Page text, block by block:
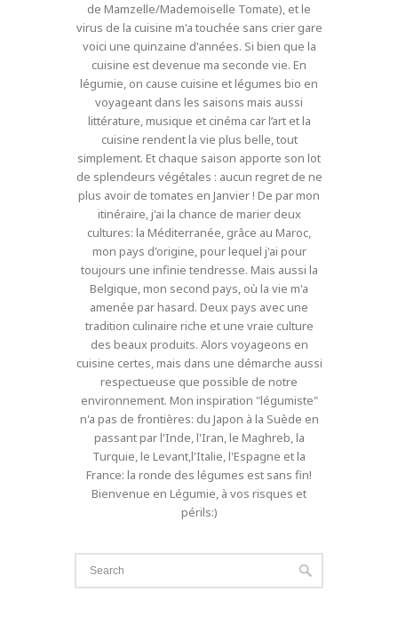
de Mamzelle/Mademoiselle Tomate), et le
virus de la cuisine m'a touchée sans crier gare
voici une quinzaine d'années. Si bien que la
cuisine est devenue ma seconde vie. En
légumie, on cause cuisine et légumes bio en
voyageant dans les saisons mais aussi
littérature, musique et cinéma car l’art et la
cuisine rendent la vie plus belle, tout
simplement. Et chaque saison apporte son lot
de splendeurs végétales : aucun regret de ne
plus avoir de tomates en Janvier ! De par mon
itinéraire, j'ai la chance de marier deux
cultures: la Méditerranée, grâce au Maroc,
mon pays d'origine, pour lequel j'ai pour
toujours une infinie tendresse. Mais aussi la
Belgique, mon second pays, où la vie m'a
amenée par hasard. Deux pays avec une
tradition culinaire riche et une vraie culture
des beaux produits. Alors voyageons en
cuisine certes, mais dans une démarche aussi
respectueuse que possible de notre
environnement. Mon inspiration "légumiste"
n'a pas de frontières: du Japon à la Suède en
passant par l'Inde, l'Iran, le Maghreb, la
Turquie, le Levant,l'Italie, l'Espagne et la
France: la ronde des légumes est sans fin!
Bienvenue en Légumie, à vos risques et
périls:)